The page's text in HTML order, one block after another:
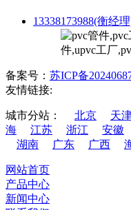
13338173988(衡经
备案号： 苏ICP备
友情链接:
城市分站： 北京 天
海
江苏 浙江 安徽
湖南
广东 广西
网站首页
产品中心
新闻中心